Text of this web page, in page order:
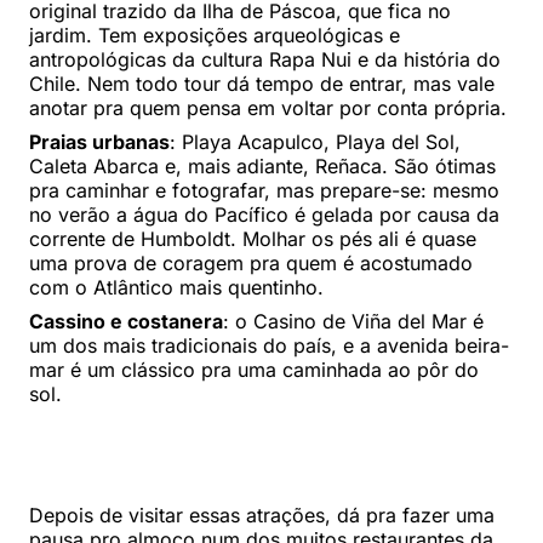
original trazido da Ilha de Páscoa, que fica no
jardim. Tem exposições arqueológicas e
antropológicas da cultura Rapa Nui e da história do
Chile. Nem todo tour dá tempo de entrar, mas vale
anotar pra quem pensa em voltar por conta própria.
Praias urbanas: Playa Acapulco, Playa del Sol,
Caleta Abarca e, mais adiante, Reñaca. São ótimas
pra caminhar e fotografar, mas prepare-se: mesmo
no verão a água do Pacífico é gelada por causa da
corrente de Humboldt. Molhar os pés ali é quase
uma prova de coragem pra quem é acostumado
com o Atlântico mais quentinho.
Cassino e costanera: o Casino de Viña del Mar é
um dos mais tradicionais do país, e a avenida beira-
mar é um clássico pra uma caminhada ao pôr do
sol.
Depois de visitar essas atrações, dá pra fazer uma